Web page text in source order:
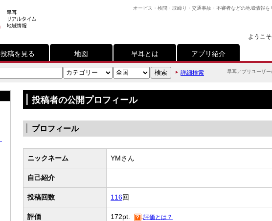
オービス・検問・取締り・交通事故・不審者などの地域情報
ようこそ
投稿を見る 地図 早耳とは アプリ紹介
早耳アプリユーザ
詳細検索
投稿者の公開プロフィール
プロフィール
ニックネーム YMさん
自己紹介
投稿回数 116回
評価 172pt. 評価とは？